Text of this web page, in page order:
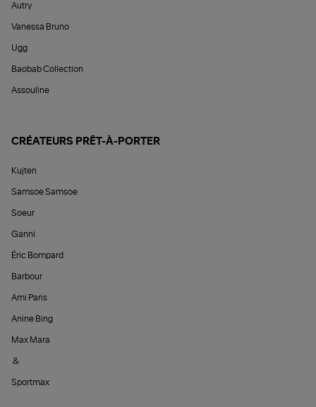
Autry
Vanessa Bruno
Ugg
Baobab Collection
Assouline
CRÉATEURS PRÊT-À-PORTER
Kujten
Samsoe Samsoe
Soeur
Ganni
Éric Bompard
Barbour
Ami Paris
Anine Bing
Max Mara
&
Sportmax